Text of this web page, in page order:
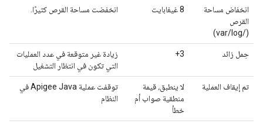
انخفاض مساحة
القرص
(/var/log)
8 غيغابايت انخفضت مساحة القرص كثيرًا.
حِمل زائد 3+
زيادة غير متوقعة في عدد العمليات
التي تكون في انتظار التشغيل
تم إيقاف العملية
لا ينطبق، قيمة
منطقية صواب أم
خطأ
توقفت عملية Apigee Java في
النظام